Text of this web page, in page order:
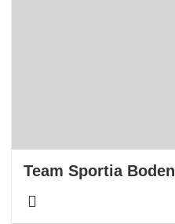
Team Sportia Boden